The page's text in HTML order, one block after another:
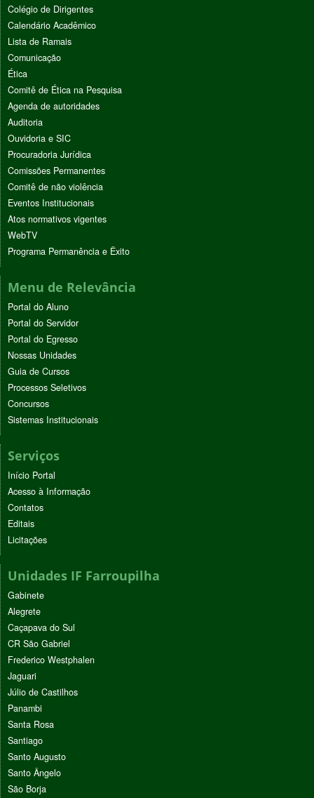
Colégio de Dirigentes
Calendário Acadêmico
Lista de Ramais
Comunicação
Ética
Comitê de Ética na Pesquisa
Agenda de autoridades
Auditoria
Ouvidoria e SIC
Procuradoria Jurídica
Comissões Permanentes
Comitê de não violência
Eventos Institucionais
Atos normativos vigentes
WebTV
Programa Permanência e Êxito
Menu de Relevância
Portal do Aluno
Portal do Servidor
Portal do Egresso
Nossas Unidades
Guia de Cursos
Processos Seletivos
Concursos
Sistemas Institucionais
Serviços
Início Portal
Acesso à Informação
Contatos
Editais
Licitações
Unidades IF Farroupilha
Gabinete
Alegrete
Caçapava do Sul
CR São Gabriel
Frederico Westphalen
Jaguari
Júlio de Castilhos
Panambi
Santa Rosa
Santiago
Santo Augusto
Santo Ângelo
São Borja